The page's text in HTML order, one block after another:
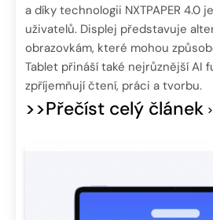
a díky technologii NXTPAPER 4.0
uživatelů. Displej představuje
obrazovkám, které mohou
Tablet přináší také nejrůznější AI
zpříjemňují čtení, práci a tvorbu.
>>Přečíst celý článek